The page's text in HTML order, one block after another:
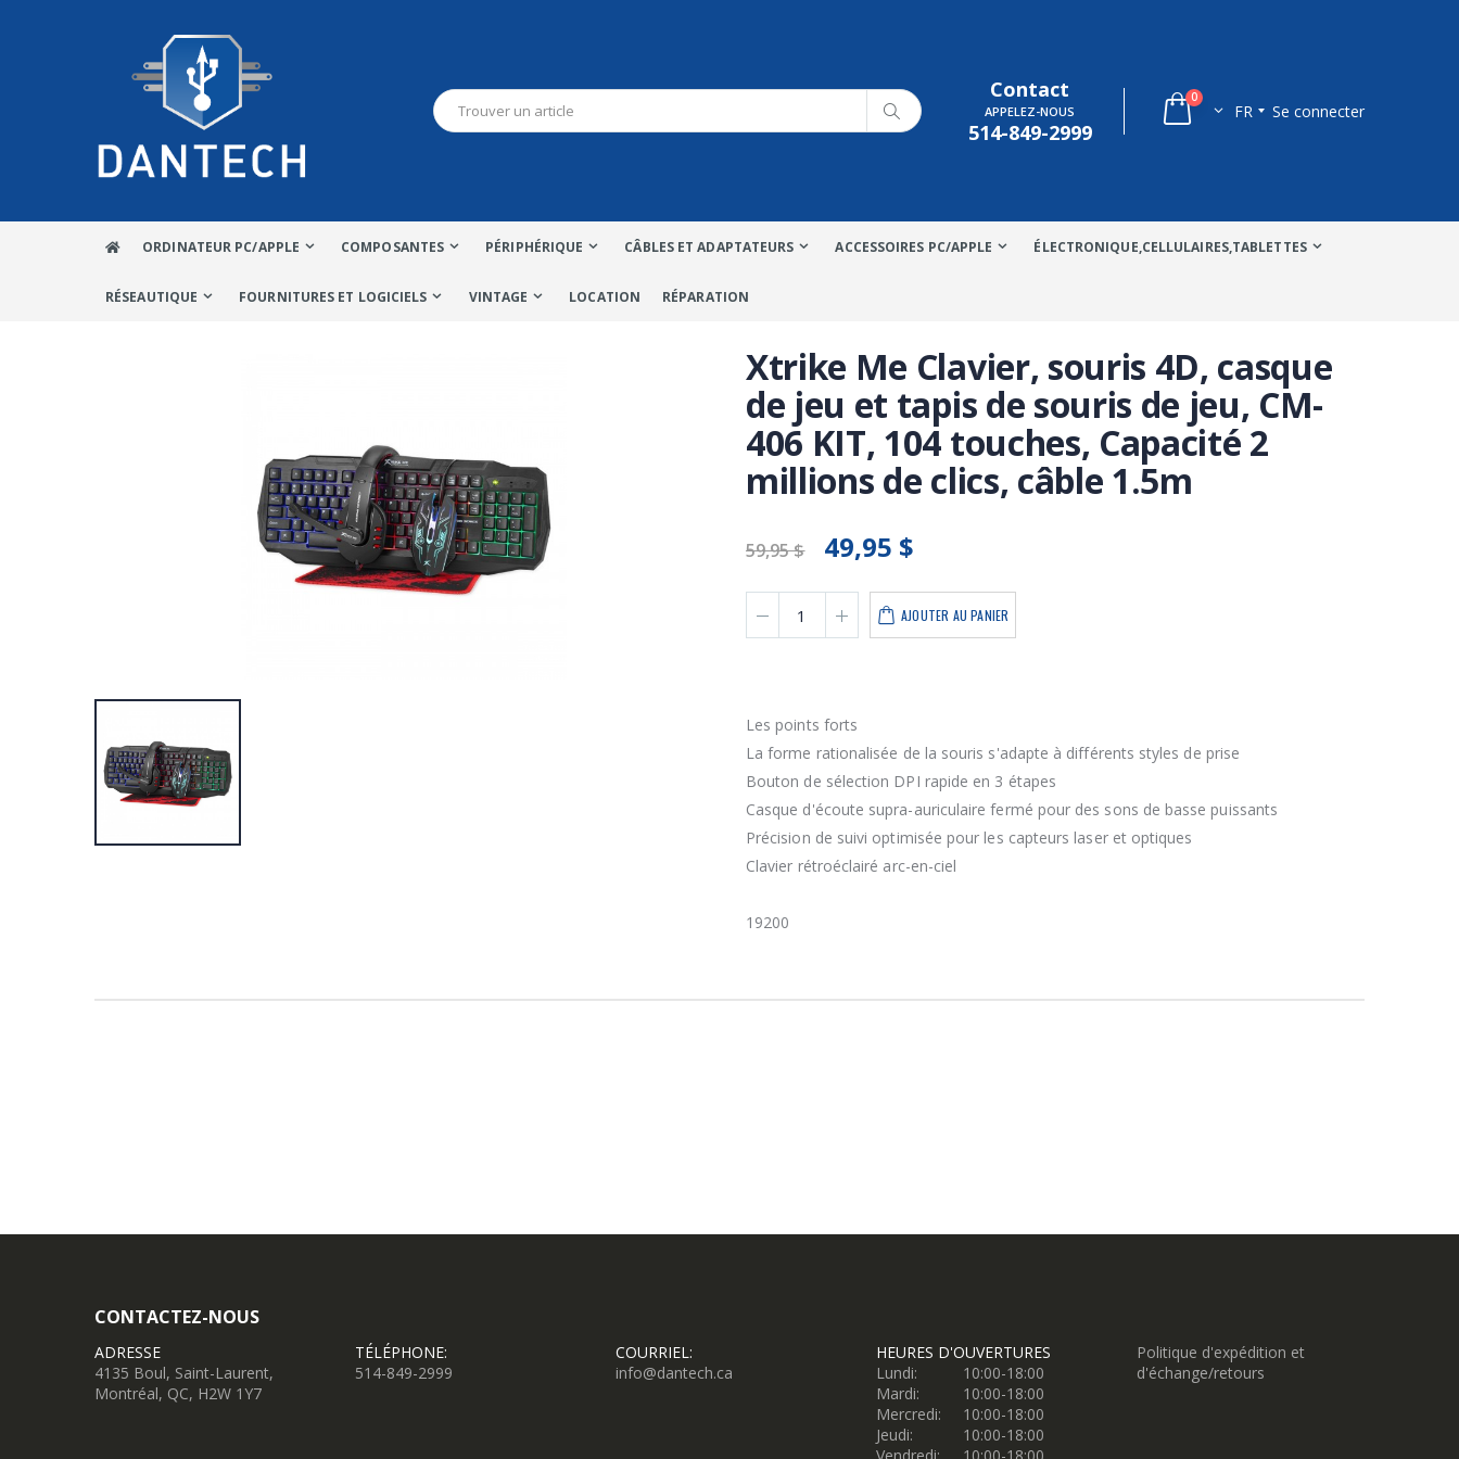
Contact
APPELEZ-NOUS
514-849-2999
0
FR Se connecter
ORDINATEUR PC/APPLE COMPOSANTES PÉRIPHÉRIQUE CÂBLES ET ADAPTATEURS ACCESSOIRES PC/APPLE ÉLECTRONIQUE,CELLULAIRES,TABLETTES
RÉSEAUTIQUE FOURNITURES ET LOGICIELS VINTAGE LOCATION RÉPARATION
Xtrike Me Clavier, souris 4D, casque
de jeu et tapis de souris de jeu, CM-
406 KIT, 104 touches, Capacité 2
millions de clics, câble 1.5m
59,95 $ 49,95 $
AJOUTER AU PANIER
Les points forts
La forme rationalisée de la souris s'adapte à différents styles de prise
Bouton de sélection DPI rapide en 3 étapes
Casque d'écoute supra-auriculaire fermé pour des sons de basse puissants
Précision de suivi optimisée pour les capteurs laser et optiques
Clavier rétroéclairé arc-en-ciel
19200
CONTACTEZ-NOUS
ADRESSE
4135 Boul, Saint-Laurent,
Montréal, QC, H2W 1Y7
TÉLÉPHONE:
514-849-2999
COURRIEL:
info@dantech.ca
HEURES D'OUVERTURES
Lundi:
10:00-18:00
Mardi:
10:00-18:00
Mercredi:
10:00-18:00
Jeudi:
10:00-18:00
Politique d'expédition et
d'échange/retours